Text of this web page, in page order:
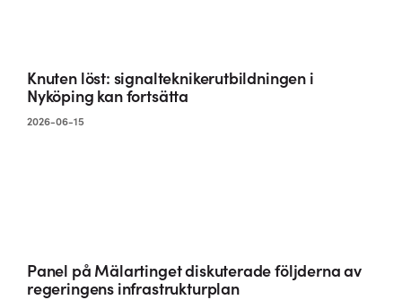
Knuten löst: signalteknikerutbildningen i
Nyköping kan fortsätta
2026-06-15
Panel på Mälartinget diskuterade följderna av
regeringens infrastrukturplan